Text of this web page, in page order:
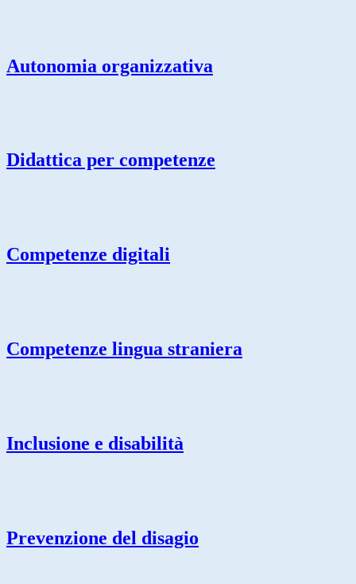
Autonomia organizzativa
Didattica per competenze
Competenze digitali
Competenze lingua straniera
Inclusione e disabilità
Prevenzione del disagio